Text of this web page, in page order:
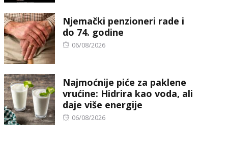
Njemački penzioneri rade i
do 74. godine
Posted
06/08/2026
Najmoćnije piće za paklene
vrućine: Hidrira kao voda, ali
daje više energije
Posted
06/08/2026